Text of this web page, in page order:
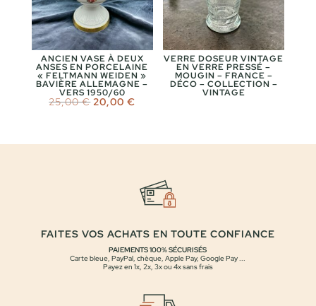
ANCIEN VASE À DEUX
ANSES EN PORCELAINE
« FELTMANN WEIDEN »
BAVIÈRE ALLEMAGNE –
VERS 1950/60
25,00€ Le
prix
20,00€
VERRE DOSEUR VINTAGE
EN VERRE PRESSÉ –
MOUGIN – FRANCE –
DÉCO – COLLECTION –
VINTAGE
FAITES VOS ACHATS EN TOUTE CONFIANCE
PAIEMENTS 100% SÉCURISÉS
Carte bleue, PayPal, chèque, Apple Pay, Google Pay ...
Payez en 1x, 2x, 3x ou 4x sans frais